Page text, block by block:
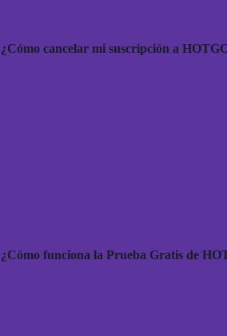
¿Cómo cancelar mi suscripción a
¿Cómo funciona la Prueba Gratis de